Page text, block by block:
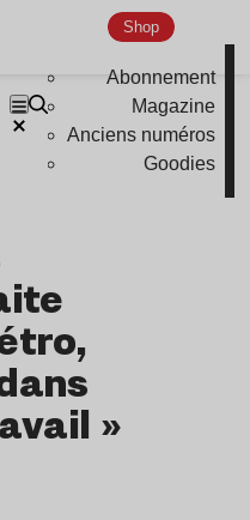
Shop
Abonnement
Magazine
Anciens numéros
Goodies
»